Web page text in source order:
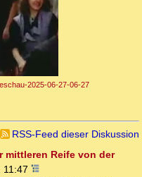
2025-06-27-06-27
RSS-Feed dieser Diskussion
mittleren Reife von der
11:47